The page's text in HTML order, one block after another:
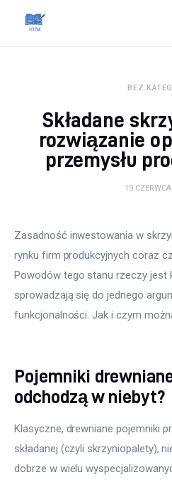
Zdrowie
Lifestyle
Więcej
BEZ
Składane
rozwiązanie
przemysłu
19
Zasadność inwestowania w
rynku firm produkcyjnych coraz
Powodów tego stanu rzeczy jest
sprowadzają się do jednego
funkcjonalności. Jak i czym
Pojemniki
odchodzą w niebyt?
Klasyczne, drewniane pojemniki
składanej (czyli skrzyniopalety),
dobrze w wielu